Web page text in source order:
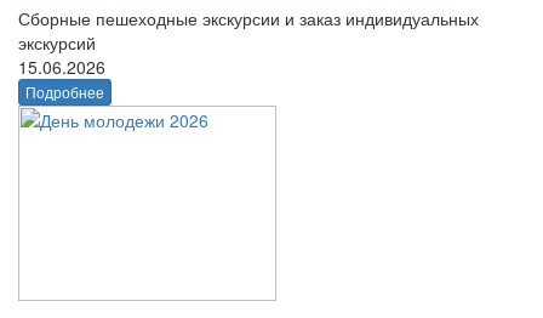
Сборные пешеходные экскурсии и заказ индивидуальных
экскурсий
15.06.2026
Подробнее